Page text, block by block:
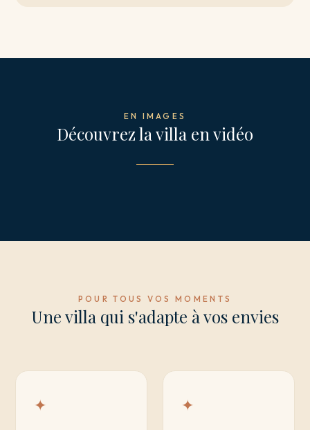
EN IMAGES
Découvrez la villa en vidéo
POUR TOUS VOS MOMENTS
Une villa qui s'adapte à vos envies
✦
✦